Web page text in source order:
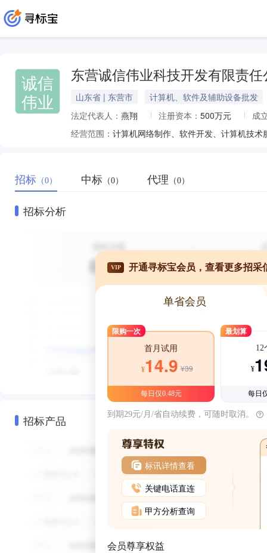
诚信
伟业
东营诚信伟业科技开发有限责任
山东省 | 东营市
计算机、软件及辅助设备批发
法定代表人： 燕翔 注册资本： 500万元
成
经营范围：
招标 （0） 中标 （0） 代理 （0）
招标分析
招标产品
VIP 开通寻标宝会员，查看更多招采
单省会员
限购一次
首月试用
¥14.9 ¥39
每日仅0.48元
最划算
12
¥
每日
到期29元/月/省自动续费，可随时取消。
标讯详情查看
关键电话直连
甲方分析查询
会员尊享权益